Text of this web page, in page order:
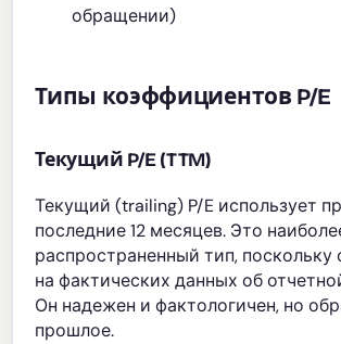
обращении)
Типы коэффициентов P/E
Текущий P/E (TTM)
Текущий (trailing) P/E использует
последние 12 месяцев. Это
распространенный тип, поскольку
на фактических данных об
Он надежен и фактологичен, но
прошлое.